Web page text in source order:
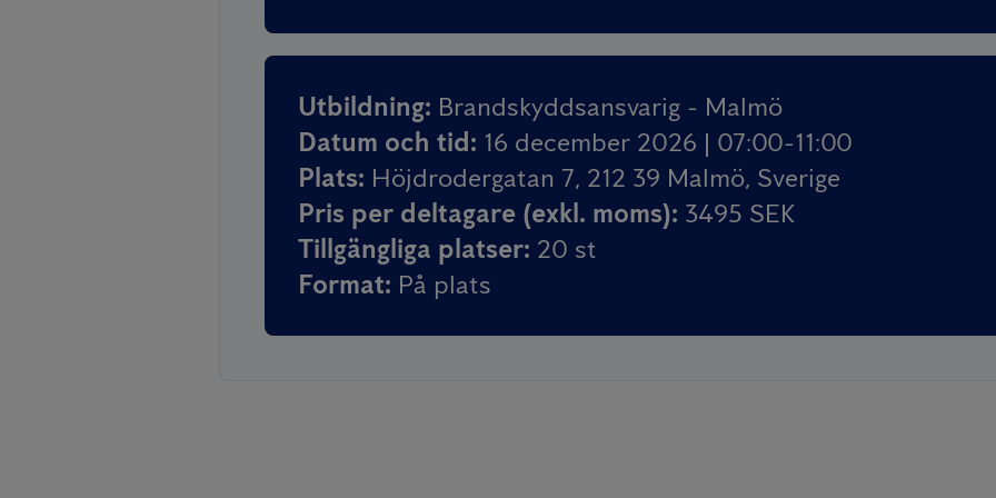
Utbildning: Brandskyddsansvarig - Malmö
Datum och tid: 16 december 2026 | 07:00-11:00
Plats: Höjdrodergatan 7, 212 39 Malmö, Sverige
Pris per deltagare (exkl. moms): 3495 SEK
Tillgängliga platser: 20 st
Format: På plats